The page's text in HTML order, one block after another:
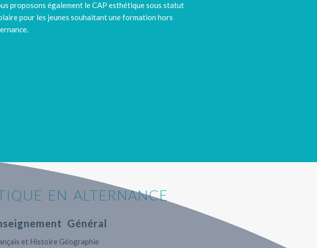
proposons également leCAP esthétique sous statut
pour les jeunes souhaitant une formation hors
EN ALTERNANCE
Général
et Histoire Géographie